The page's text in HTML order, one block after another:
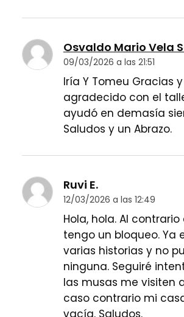
Osvaldo Mario Vela
09/03/2026 a las 21:51
Iría Y Tomeu Gracias
agradecido con el
ayudó en demasía
Saludos y un Abrazo.
Ruvi E.
12/03/2026 a las 12:49
Hola, hola. Al contrario
tengo un bloqueo. Ya
varias historias y no
ninguna. Seguiré
las musas me visiten
caso contrario mi
vacía. Saludos.